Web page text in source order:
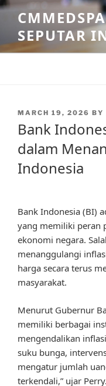
Skip
contentSEPUTAR
POSTED
MARCH 19, 2026 BY
Bank
dalam
Indonesia
Bank Indonesia (BI)
yang memiliki peran
ekonomi negara.
menanggulangi
harga secara terus
masyarakat.
Menurut Gubernur
memiliki berbagai
mengendalikan
suku bunga,
mengatur jumlah
terkendali,” ujar Perry.